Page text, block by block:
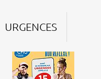
URGENCES